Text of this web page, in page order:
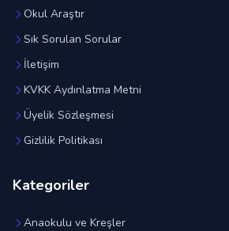
Okul Araştır
Sık Sorulan Sorular
İletişim
KVKK Aydınlatma Metni
Üyelik Sözleşmesi
Gizlilik Politikası
Kategoriler
Anaokulu ve Kreşler